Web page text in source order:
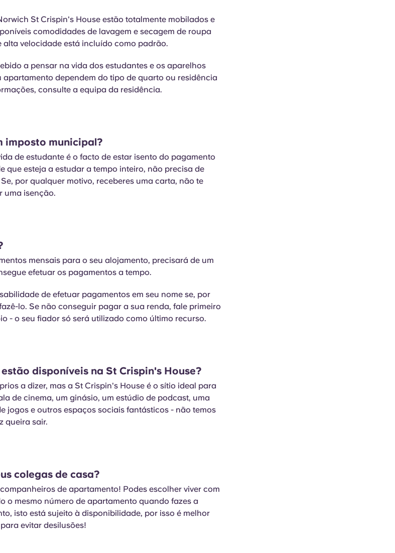
St Crispin's House estão totalmente mobilados e
comodidades de lavagem e secagem de roupa
alta velocidade está incluído como padrão.
a pensar na vida dos estudantes e os aparelhos
apartamento dependem do tipo de quarto ou residência
consulte a equipa da residência.
imposto municipal?
de estudante é o facto de estar isento do pagamento
que esteja a estudar a tempo inteiro, não precisa de
por qualquer motivo, receberes uma carta, não te
uma isenção.
mensais para o seu alojamento, precisará de um
efetuar os pagamentos a tempo.
de efetuar pagamentos em seu nome se, por
lo. Se não conseguir pagar a sua renda, fale primeiro
- o seu fiador só será utilizado como último recurso.
disponíveis na St Crispin's House?
a dizer, mas a St Crispin's House é o sítio ideal para
de cinema, um ginásio, um estúdio de podcast, uma
jogos e outros espaços sociais fantásticos - não temos
queira sair.
colegas de casa?
de apartamento! Podes escolher viver com
o mesmo número de apartamento quando fazes a
isto está sujeito à disponibilidade, por isso é melhor
evitar desilusões!